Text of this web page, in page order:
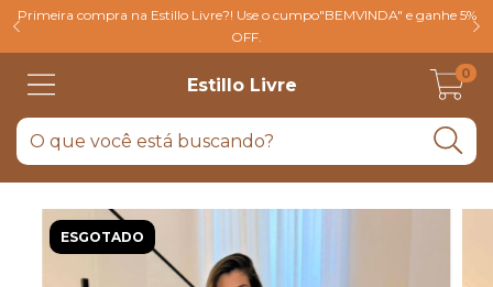
Primeira compra na Estillo Livre?! Use o cumpo"BEMVINDA" e ganhe 5%
OFF.
Estillo Livre
0
ESGOTADO